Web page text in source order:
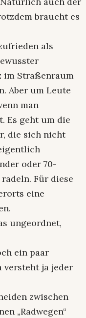
braucht es
als
im Straßenraum
Aber um Leute
man
Es geht um die
die sich nicht
oder 70-
Für diese
eine
ungeordnet,
ein paar
versteht ja jeder
zwischen
„Radwegen“